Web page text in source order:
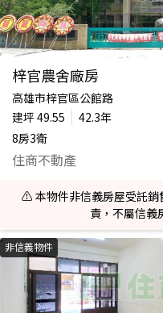
梓官農舍廠房
高雄市梓官區公館路
建坪 49.55
42.3年
8房3衛
住商不動產
⚠️ 本物件非信義房屋受託銷
責，不屬信義
非信義物件